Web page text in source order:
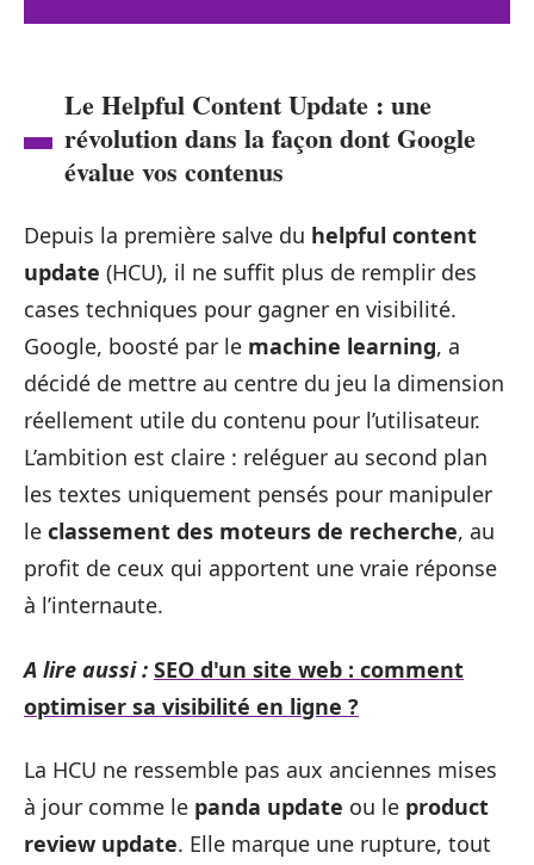
Le Helpful Content Update : une
révolution dans la façon dont Google
évalue vos contenus
Depuis la première salve du helpful content
update (HCU), il ne suffit plus de remplir des
cases techniques pour gagner en visibilité.
Google, boosté par le machine learning, a
décidé de mettre au centre du jeu la dimension
réellement utile du contenu pour l’utilisateur.
L’ambition est claire : reléguer au second plan
les textes uniquement pensés pour manipuler
le classement des moteurs de recherche, au
profit de ceux qui apportent une vraie réponse
à l’internaute.
A lire aussi : SEO d'un site web : comment
optimiser sa visibilité en ligne ?
La HCU ne ressemble pas aux anciennes mises
à jour comme le panda update ou le product
review update. Elle marque une rupture, tout